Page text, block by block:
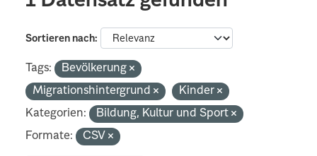
Sortieren nach
Tags:
Bevölkerung
Migrationshintergrund
Kinder
Kategorien:
Bildung, Kultur und Sport
Formate:
CSV